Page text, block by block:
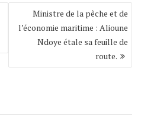
Ministre de la pêche et de
l’économie maritime : Alioune
Ndoye étale sa feuille de
route.